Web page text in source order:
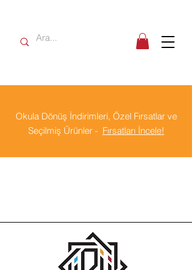
Okula Dönüş İndirimleri, Özel Fırsatlar ve
Seçilmiş Ürünler - Fırsatları İncele!